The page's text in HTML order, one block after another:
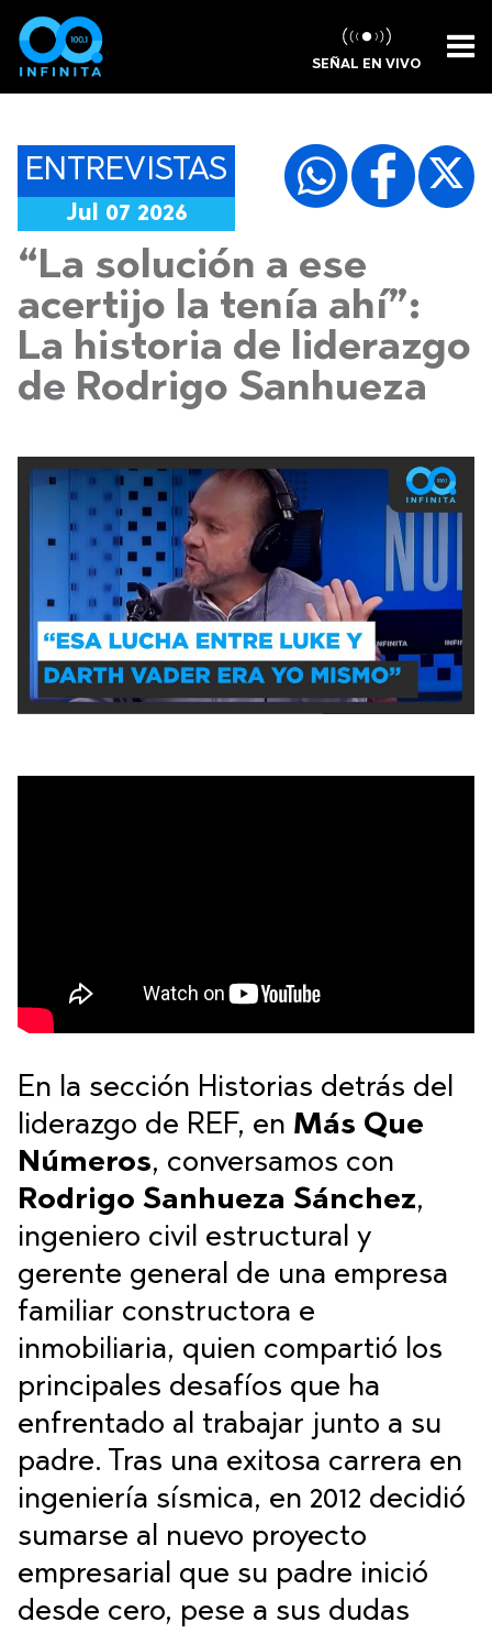
SEÑAL EN VIVO
ENTREVISTAS
Jul 07 2026
“La solución a ese
acertijo la tenía ahí”:
La historia de liderazgo
de Rodrigo Sanhueza
En la sección Historias detrás del
liderazgo de REF, en Más Que
Números, conversamos con
Rodrigo Sanhueza Sánchez,
ingeniero civil estructural y
gerente general de una empresa
familiar constructora e
inmobiliaria, quien compartió los
principales desafíos que ha
enfrentado al trabajar junto a su
padre. Tras una exitosa carrera en
ingeniería sísmica, en 2012 decidió
sumarse al nuevo proyecto
empresarial que su padre inició
desde cero, pese a sus dudas